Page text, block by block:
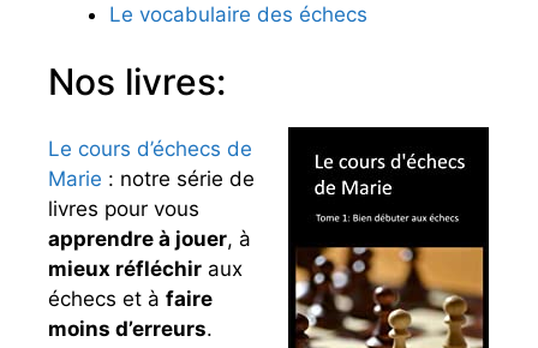
Le vocabulaire des échecs
Nos livres:
Le cours d’échecs de
Marie : notre série de
livres pour vous
apprendre à jouer, à
mieux réfléchir aux
échecs et à faire
moins d’erreurs.